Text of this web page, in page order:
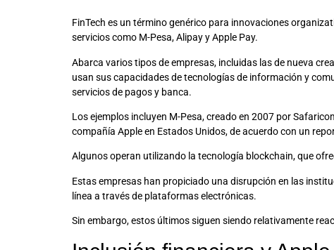
FinTech es un término genérico para innovaciones
servicios como M-Pesa, Alipay y Apple Pay.
Abarca varios tipos de empresas, incluidas las de nueva
usan sus capacidades de tecnologías de información y
servicios de pagos y banca.
Los ejemplos incluyen M-Pesa, creado en 2007 por
compañía Apple en Estados Unidos, de acuerdo con un
Algunos operan utilizando la tecnología blockchain, que
Estas empresas han propiciado una disrupción en las
línea a través de plataformas electrónicas.
Sin embargo, estos últimos siguen siendo relativamente